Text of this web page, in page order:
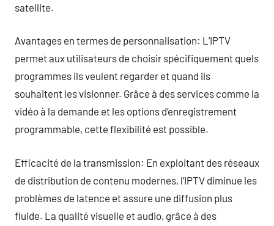
satellite.
Avantages en termes de personnalisation: L’IPTV
permet aux utilisateurs de choisir spécifiquement quels
programmes ils veulent regarder et quand ils
souhaitent les visionner. Grâce à des services comme la
vidéo à la demande et les options d’enregistrement
programmable, cette flexibilité est possible.
Efficacité de la transmission: En exploitant des réseaux
de distribution de contenu modernes, l’IPTV diminue les
problèmes de latence et assure une diffusion plus
fluide. La qualité visuelle et audio, grâce à des